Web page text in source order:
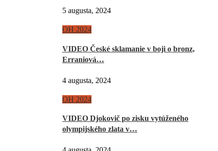
5 augusta, 2024
OH 2024
VIDEO České sklamanie v boji o bronz,
Erraniová…
4 augusta, 2024
OH 2024
VIDEO Djokovič po zisku vytúženého
olympijského zlata v…